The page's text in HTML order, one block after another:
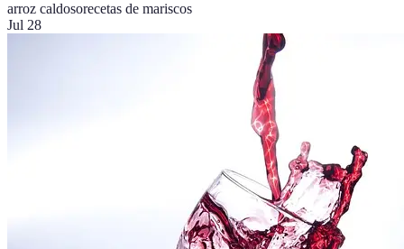
arroz caldosorecetas de mariscos
Jul 28